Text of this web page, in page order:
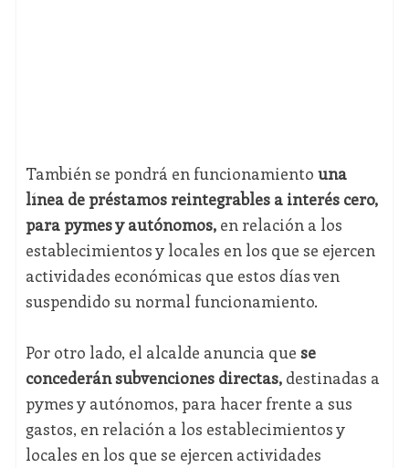
También se pondrá en funcionamiento una
línea de préstamos reintegrables a interés cero,
para pymes y autónomos,en relación a los
establecimientos y locales en los que se ejercen
actividades económicas que estos días ven
suspendido su normal funcionamiento.
Por otro lado, el alcalde anuncia que se
concederán subvenciones directas,destinadas a
pymes y autónomos, para hacer frente a sus
gastos, en relación a los establecimientos y
locales en los que se ejercen actividades